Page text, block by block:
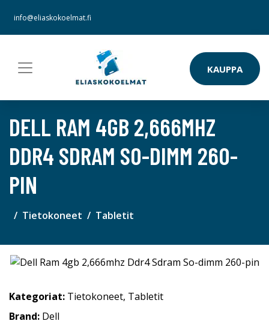
info@eliaskokoelmat.fi
KAUPPA
DELL RAM 4GB 2,666MHZ
DDR4 SDRAM SO-DIMM 260-
PIN
Tietokoneet Tabletit
Kategoriat: Tietokoneet, Tabletit
Brand: Dell